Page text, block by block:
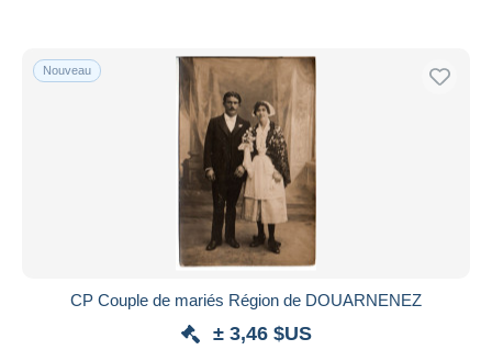
Nouveau
CP Couple de mariés Région de DOUARNENEZ
± 3,46 $US